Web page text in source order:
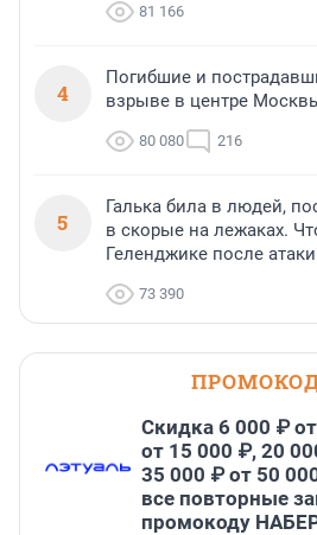
81 166
4
Погибшие и
взрыве в центре
80 080 216
5
Галька била в людей,
в скорые на лежаках.
Геленджике после
73 390
Скидка 6 000 ₽
от 15 000 ₽, 20
35 000 ₽ от 50
все повторные
промокоду